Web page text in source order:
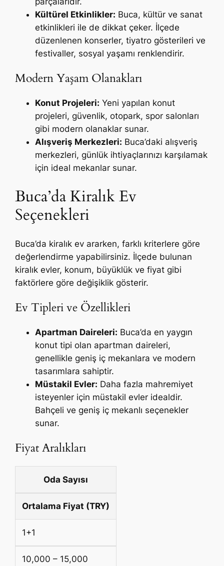
Kültürel Etkinlikler: Buca, kültür ve sanat
etkinlikleri ile de dikkat çeker. İlçede
düzenlenen konserler, tiyatro gösterileri ve
festivaller, sosyal yaşamı renklendirir.
Modern Yaşam Olanakları
Konut Projeleri: Yeni yapılan konut
projeleri, güvenlik, otopark, spor salonları
gibi modern olanaklar sunar.
Alışveriş Merkezleri: Buca’daki alışveriş
merkezleri, günlük ihtiyaçlarınızı karşılamak
için ideal mekanlar sunar.
Buca’da Kiralık Ev
Seçenekleri
Buca’da kiralık ev ararken, farklı kriterlere göre
değerlendirme yapabilirsiniz. İlçede bulunan
kiralık evler, konum, büyüklük ve fiyat gibi
faktörlere göre değişiklik gösterir.
Ev Tipleri ve Özellikleri
Apartman Daireleri: Buca’da en yaygın
konut tipi olan apartman daireleri,
genellikle geniş iç mekanlara ve modern
tasarımlara sahiptir.
Müstakil Evler: Daha fazla mahremiyet
isteyenler için müstakil evler idealdir.
Bahçeli ve geniş iç mekanlı seçenekler
sunar.
Fiyat Aralıkları
Oda Sayısı
Ortalama Fiyat (TRY)
1+1
10,000 – 15,000